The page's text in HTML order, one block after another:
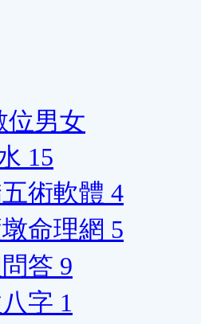
位男女
15
術軟體 4
命理網 5
答 9
字 1